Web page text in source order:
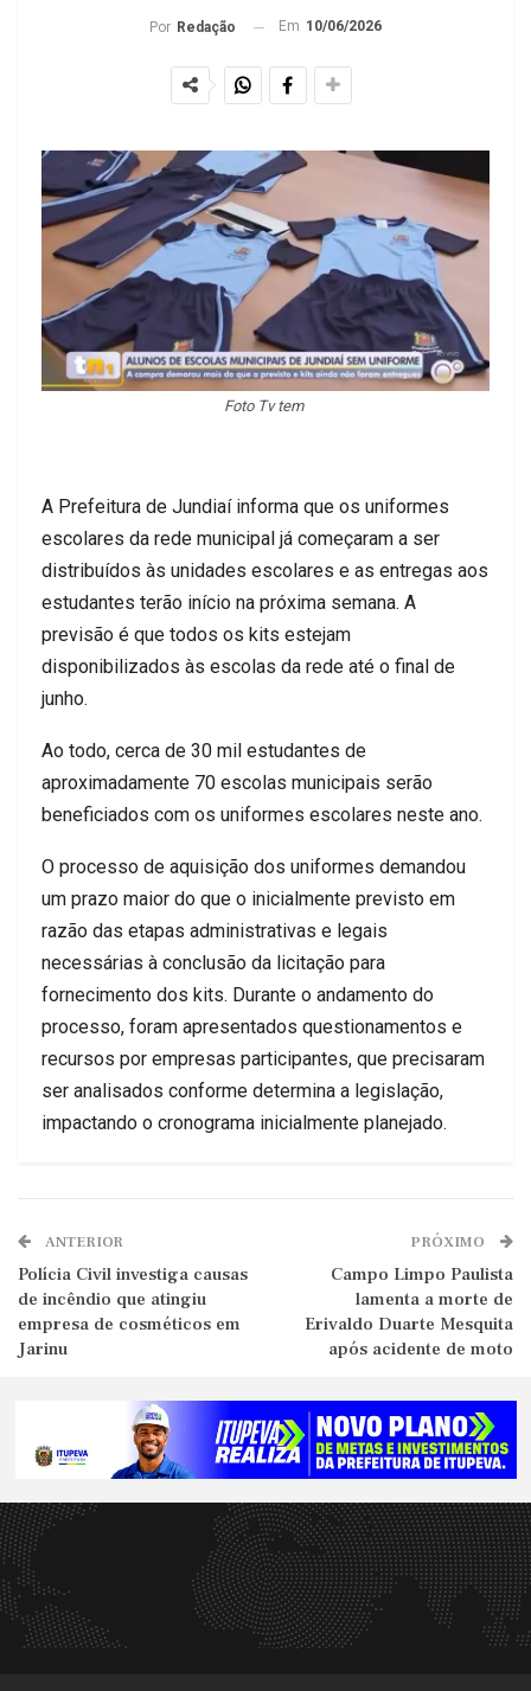
Por Redação Em 10/06/2026
Foto Tv tem
A Prefeitura de Jundiaí informa que os uniformes
escolares da rede municipal já começaram a ser
distribuídos às unidades escolares e as entregas aos
estudantes terão início na próxima semana. A
previsão é que todos os kits estejam
disponibilizados às escolas da rede até o final de
junho.
Ao todo, cerca de 30 mil estudantes de
aproximadamente 70 escolas municipais serão
beneficiados com os uniformes escolares neste ano.
O processo de aquisição dos uniformes demandou
um prazo maior do que o inicialmente previsto em
razão das etapas administrativas e legais
necessárias à conclusão da licitação para
fornecimento dos kits. Durante o andamento do
processo, foram apresentados questionamentos e
recursos por empresas participantes, que precisaram
ser analisados conforme determina a legislação,
impactando o cronograma inicialmente planejado.
ANTERIOR
Polícia Civil investiga causas
de incêndio que atingiu
empresa de cosméticos em
Jarinu
PRÓXIMO
Campo Limpo Paulista
lamenta a morte de
Erivaldo Duarte Mesquita
após acidente de moto